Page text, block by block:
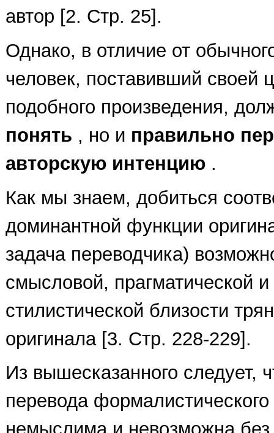
автор [2. Стр. 25].
Однако, в отличие от
человек, поставивший своей
подобного произведения,
понять , но и правильно
авторскую интенцию .
Как мы знаем, добиться
доминантной функции
задача переводчика)
смысловой, прагматической
стилистической близости
оригинала [3. Стр. 228-229].
Из вышесказанного следует,
перевода